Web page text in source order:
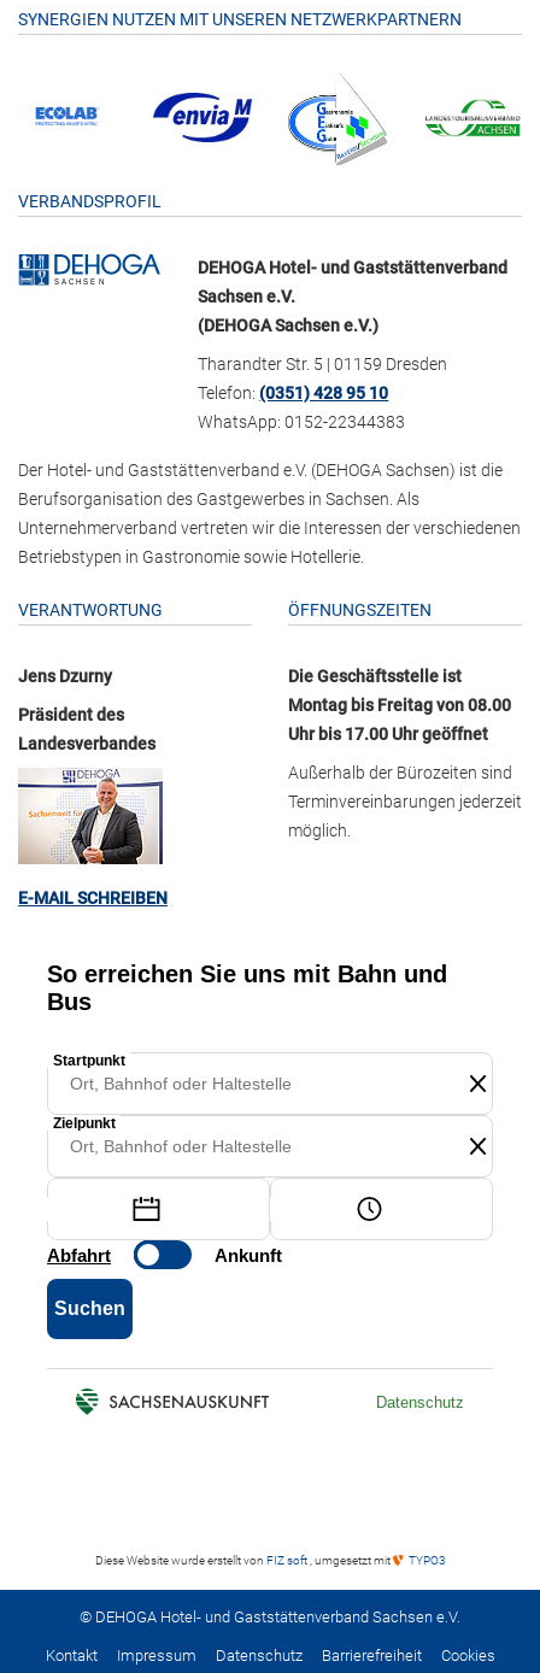
SYNERGIEN NUTZEN MIT UNSEREN NETZWERKPARTNERN
VERBANDSPROFIL
DEHOGA Hotel- und Gaststättenverband
Sachsen e.V.
(DEHOGA Sachsen e.V.)
Tharandter Str. 5 | 01159 Dresden
Telefon:(0351) 428 95 10
WhatsApp: 0152-22344383
Der Hotel- und Gaststättenverband e.V. (DEHOGA Sachsen) ist die
Berufsorganisation des Gastgewerbes in Sachsen. Als
Unternehmerverband vertreten wir die Interessen der verschiedenen
Betriebstypen in Gastronomie sowie Hotellerie.
VERANTWORTUNG
Jens Dzurny
Präsident des
Landesverbandes
E-MAIL SCHREIBEN
ÖFFNUNGSZEITEN
Die Geschäftsstelle ist
Montag bis Freitag von 08.00
Uhr bis 17.00 Uhr geöffnet
Außerhalb der Bürozeiten sind
Terminvereinbarungen jederzeit
möglich.
Diese Website wurde erstellt von FIZ soft , umgesetzt mit TYPO3
© DEHOGA Hotel- und Gaststättenverband Sachsen e.V.
Kontakt Impressum Datenschutz Barrierefreiheit Cookies